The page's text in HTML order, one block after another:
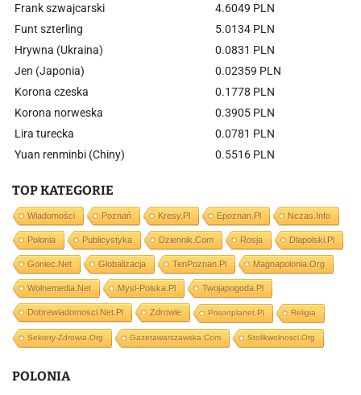
Frank szwajcarski
4.6049 PLN
Funt szterling
5.0134 PLN
Hrywna (Ukraina)
0.0831 PLN
Jen (Japonia)
0.02359 PLN
Korona czeska
0.1778 PLN
Korona norweska
0.3905 PLN
Lira turecka
0.0781 PLN
Yuan renminbi (Chiny)
0.5516 PLN
TOP KATEGORIE
Wiadomości Poznań Kresy.pl Epoznan.pl Nczas.info
Polonia Publicystyka Dziennik.com Rosja Dlapolski.pl
Goniec.net Globalizacja TenPoznan.pl Magnapolonia.org
Wolnemedia.net Mysl-Polska.pl Twojapogoda.pl
Dobrewiadomosci.net.pl Zdrowie Prisonplanet.pl Religia
Sekrety-Zdrowia.org Gazetawarszawska.com Stolikwolnosci.org
POLONIA